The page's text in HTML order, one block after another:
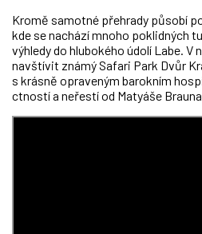
Kromě samotné přehrady působí
kde se nachází mnoho poklidných
výhledy do hlubokého údolí Labe. V
navštívit známý Safari Park Dvůr
s krásně opraveným barokním
ctností a neřestí od Matyáše